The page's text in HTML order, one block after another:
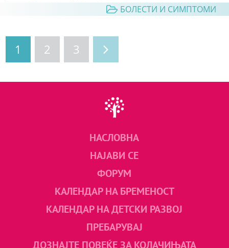
БОЛЕСТИ И СИМПТОМИ
1 2 3
НАСЛОВНА
НАЈАВИ СЕ
ФОРУМ
КАЛЕНДАР НА БРЕМЕНОСТ
КАЛЕНДАР НА ДЕТСКИ РАЗВОЈ
ПРЕБАРУВАЈ
ДОЗНАЈТЕ ПОВЕЌЕ ЗА КОЛАЧИЊАТА